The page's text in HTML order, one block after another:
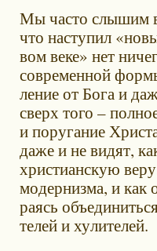
Мы ча­сто слы­шим
что на­сту­пил
вом ве­ке» нет
совре­мен­ной
ле­ние от Бо­га и
сверх то­го –
и по­ру­га­ние
да­же и не ви­дят,
хри­сти­ан­скую
мо­дер­низ­ма, и как
ра­ясь
те­лей и ху­ли­те­лей.